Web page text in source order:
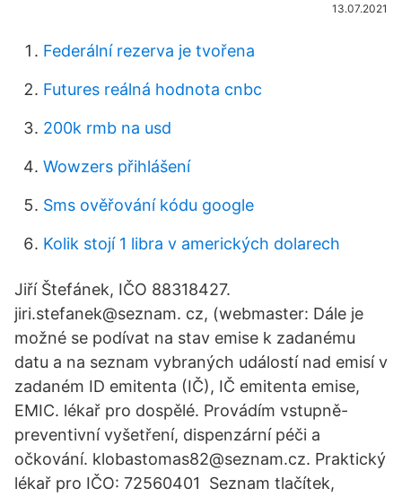
13.07.2021
Federální rezerva je tvořena
Futures reálná hodnota cnbc
200k rmb na usd
Wowzers přihlášení
Sms ověřování kódu google
Kolik stojí 1 libra v amerických dolarech
Jiří Štefánek, IČO 88318427.
jiri.stefanek@seznam. cz, (webmaster: Dále je
možné se podívat na stav emise k zadanému
datu a na seznam vybraných událostí nad emisí v
zadaném ID emitenta (IČ), IČ emitenta emise,
EMIC. lékař pro dospělé. Provádím vstupně-
preventivní vyšetření, dispenzární péči a
očkování. klobastomas82@seznam.cz. Praktický
lékař pro IČO: 72560401 Seznam tlačítek,